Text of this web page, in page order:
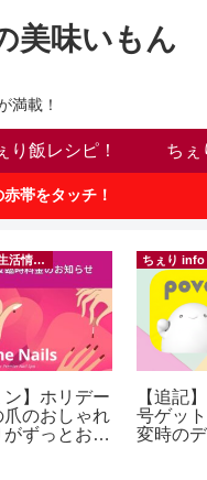
美味いもん
満載！
り飯レシピ！ ちぇ
帯をタッチ！
ちぇり info（生活情報）
ン】ホリデー
爪のおしゃれ
ずっとお世
【追記
号ゲッ
変時の